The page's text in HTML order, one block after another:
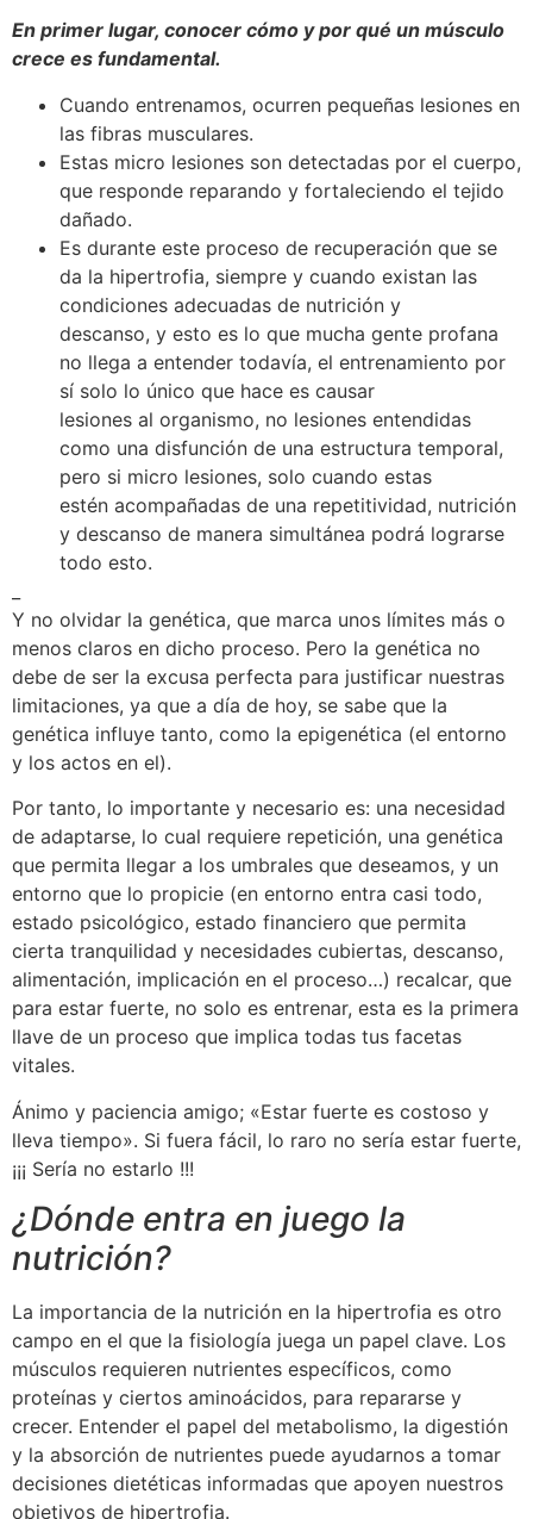
En primer lugar, conocer cómo y por qué un músculo
crece es fundamental.
Cuando entrenamos, ocurren pequeñas lesiones en
las fibras musculares.
Estas micro lesiones son detectadas por el cuerpo,
que responde reparando y fortaleciendo el tejido
dañado.
Es durante este proceso de recuperación que se
da la hipertrofia, siempre y cuando existan las
condiciones adecuadas de nutrición y
descanso, y esto es lo que mucha gente profana
no llega a entender todavía, el entrenamiento por
sí solo lo único que hace es causar
lesiones al organismo, no lesiones entendidas
como una disfunción de una estructura temporal,
pero si micro lesiones, solo cuando estas
estén acompañadas de una repetitividad, nutrición
y descanso de manera simultánea podrá lograrse
todo esto.
Y no olvidar la genética, que marca unos límites más o
menos claros en dicho proceso. Pero la genética no
debe de ser la excusa perfecta para justificar nuestras
limitaciones, ya que a día de hoy, se sabe que la
genética influye tanto, como la epigenética (el entorno
y los actos en el).
Por tanto, lo importante y necesario es: una necesidad
de adaptarse, lo cual requiere repetición, una genética
que permita llegar a los umbrales que deseamos, y un
entorno que lo propicie (en entorno entra casi todo,
estado psicológico, estado financiero que permita
cierta tranquilidad y necesidades cubiertas, descanso,
alimentación, implicación en el proceso…) recalcar, que
para estar fuerte, no solo es entrenar, esta es la primera
llave de un proceso que implica todas tus facetas
vitales.
Ánimo y paciencia amigo; «Estar fuerte es costoso y
lleva tiempo». Si fuera fácil, lo raro no sería estar fuerte,
¡¡¡ Sería no estarlo !!!
¿Dónde entra en juego la
nutrición?
La importancia de la nutrición en la hipertrofia es otro
campo en el que la fisiología juega un papel clave. Los
músculos requieren nutrientes específicos, como
proteínas y ciertos aminoácidos, para repararse y
crecer. Entender el papel del metabolismo, la digestión
y la absorción de nutrientes puede ayudarnos a tomar
decisiones dietéticas informadas que apoyen nuestros
objetivos de hipertrofia.